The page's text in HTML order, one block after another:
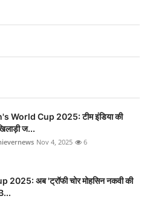
World Cup 2025: टीम इंडिया की
ज...
Nov 4, 2025 6
2025: अब 'ट्रॉफी चोर मोहसिन नकवी की